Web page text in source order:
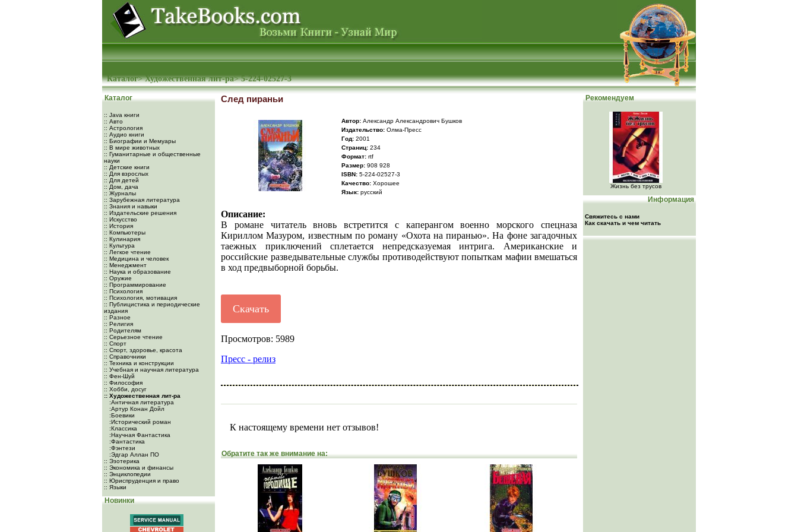
Каталог>Художественная лит-ра>5-224-02527-3
Каталог
:: Java книги
:: Авто
:: Астрология
:: Аудио книги
:: Биографии и Мемуары
:: В мире животных
:: Гуманитарные и общественные
науки
:: Детские книги
:: Для взрослых
:: Для детей
:: Дом, дача
:: Журналы
:: Зарубежная литература
:: Знания и навыки
:: Издательские решения
:: Искусство
:: История
:: Компьютеры
:: Кулинария
:: Культура
:: Легкое чтение
:: Медицина и человек
:: Менеджмент
:: Наука и образование
:: Оружие
:: Программирование
:: Психология
:: Психология, мотивация
:: Публицистика и периодические
издания
:: Разное
:: Религия
:: Родителям
:: Серьезное чтение
:: Спорт
:: Спорт, здоровье, красота
:: Справочники
:: Техника и конструкции
:: Учебная и научная литература
:: Фен-Шуй
:: Философия
:: Хобби, досуг
:: Художественная лит-ра
:Античная литература
:Артур Конан Дойл
:Боевики
:Исторический роман
:Классика
:Научная Фантастика
:Фантастика
:Фэнтези
:Эдгар Аллан ПО
:: Эзотерика
:: Экономика и финансы
:: Энциклопедии
:: Юриспруденция и право
:: Языки
Новинки
След пираньи
Автор: Александр Александрович Бушков
Издательство: Олма-Пресс
Год: 2001
Cтраниц: 234
Формат: rtf
Размер: 908 928
ISBN: 5-224-02527-3
Качество: Хорошее
Язык: русский
Описание:
В романе читатель вновь встретится с каперангом военно морского спецназа
Кириллом Мазуром, известным по роману «Охота на пиранью». На фоне загадочных
таежных приключений сплетается непредсказуемая интрига. Американские и
российские разведывательные службы противодействуют попыткам мафии вмешаться
в ход предвыборной борьбы.
Скачать
Просмотров: 5989
Пресс - релиз
К настоящему времени нет отзывов!
Обратите так же внимание на:
Рекомендуем
Жизнь без трусов
Информация
Свяжитесь с нами
Как скачать и чем читать